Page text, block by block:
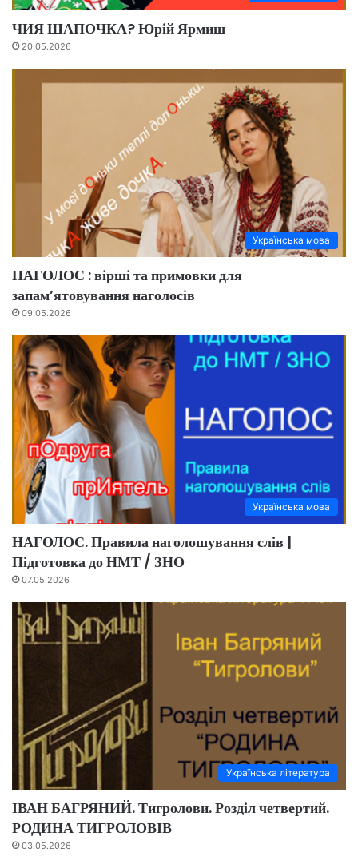
ЧИЯ ШАПОЧКА? Юрій Ярмиш
20.05.2026
Українська мова
НАГОЛОС : вірші та примовки для
запам’ятовування наголосів
09.05.2026
Українська мова
НАГОЛОС. Правила наголошування слів |
Підготовка до НМТ / ЗНО
07.05.2026
Українська література
ІВАН БАГРЯНИЙ. Тигролови. Розділ четвертий.
РОДИНА ТИГРОЛОВІВ
03.05.2026